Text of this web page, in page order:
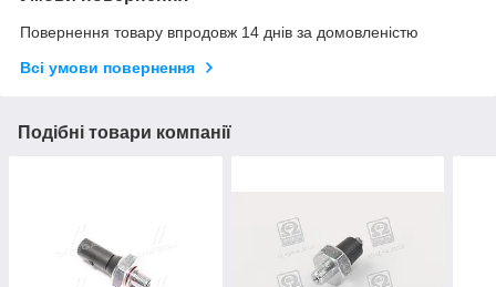
Повернення товару впродовж 14 днів за домовленістю
Всі умови повернення
Подібні товари компанії